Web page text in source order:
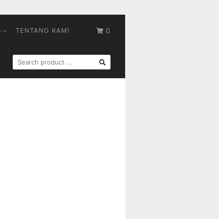
0
TENTANG KAMI
SEARCH
FOR: